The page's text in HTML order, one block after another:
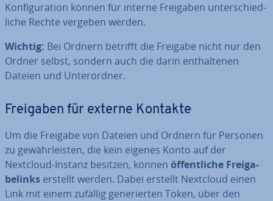
Kon­fi­gu­ra­ti­on können für interne Freigaben un­ter­schied­
li­che Rechte vergeben werden.
Wichtig: Bei Ordnern betrifft die Freigabe nicht nur den
Ordner selbst, sondern auch die darin ent­hal­te­nen
Dateien und Un­ter­ord­ner.
Freigaben für externe Kontakte
Um die Freigabe von Dateien und Ordnern für Personen
zu ge­währ­leis­ten, die kein eigenes Konto auf der
Nextcloud-Instanz besitzen, können öf­fent­li­che Frei­ga­
be­l­inks erstellt werden. Dabei erstellt Nextcloud einen
Link mit einem zufällig ge­ne­rier­ten Token, über den